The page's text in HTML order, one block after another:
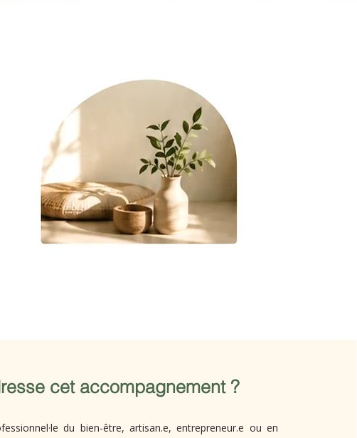
cet accompagnement ?
du bien-être, artisan.e, entrepreneur.e ou en